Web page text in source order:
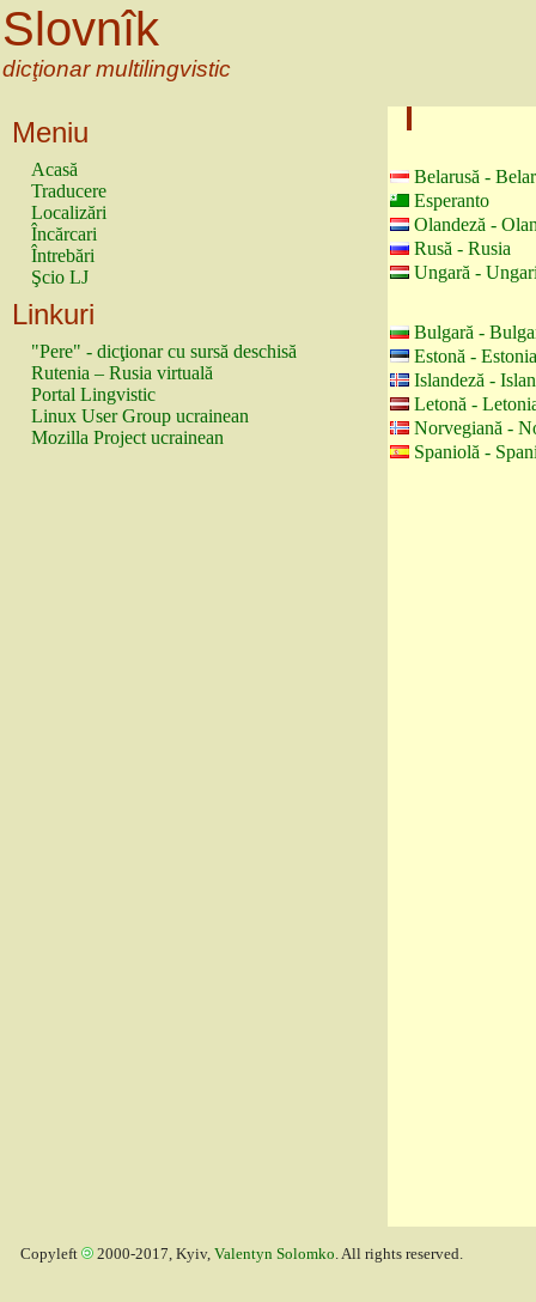
Slovnîk
dicţionar multilingvistic
Meniu
Acasă
Traducere
Localizări
Încărcari
Întrebări
Şcio LJ
Linkuri
"Pere" - dicţionar cu sursă deschisă
Rutenia – Rusia virtuală
Portal Lingvistic
Linux User Group ucrainean
Mozilla Project ucrainean
Belarusă -
Esperanto
Olandeză -
Rusă - Rusia
Ungară -
Bulgară -
Estonă - Estonia
Islandeză -
Letonă -
Norvegiană -
Spaniolă -
Copyleft 2000-2017, Kyiv, Valentyn Solomko. All rights reserved.